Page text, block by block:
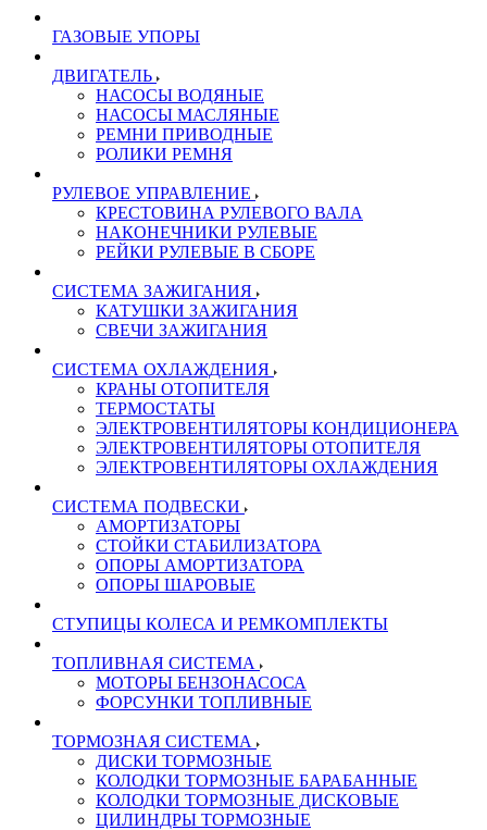
ГАЗОВЫЕ УПОРЫ
ДВИГАТЕЛЬ
НАСОСЫ ВОДЯНЫЕ
НАСОСЫ МАСЛЯНЫЕ
РЕМНИ ПРИВОДНЫЕ
РОЛИКИ РЕМНЯ
РУЛЕВОЕ УПРАВЛЕНИЕ
КРЕСТОВИНА РУЛЕВОГО ВАЛА
НАКОНЕЧНИКИ РУЛЕВЫЕ
РЕЙКИ РУЛЕВЫЕ В СБОРЕ
СИСТЕМА ЗАЖИГАНИЯ
КАТУШКИ ЗАЖИГАНИЯ
СВЕЧИ ЗАЖИГАНИЯ
СИСТЕМА ОХЛАЖДЕНИЯ
КРАНЫ ОТОПИТЕЛЯ
ТЕРМОСТАТЫ
ЭЛЕКТРОВЕНТИЛЯТОРЫ КОНДИЦИОНЕРА
ЭЛЕКТРОВЕНТИЛЯТОРЫ ОТОПИТЕЛЯ
ЭЛЕКТРОВЕНТИЛЯТОРЫ ОХЛАЖДЕНИЯ
СИСТЕМА ПОДВЕСКИ
АМОРТИЗАТОРЫ
СТОЙКИ СТАБИЛИЗАТОРА
ОПОРЫ АМОРТИЗАТОРА
ОПОРЫ ШАРОВЫЕ
СТУПИЦЫ КОЛЕСА И РЕМКОМПЛЕКТЫ
ТОПЛИВНАЯ СИСТЕМА
МОТОРЫ БЕНЗОНАСОСА
ФОРСУНКИ ТОПЛИВНЫЕ
ТОРМОЗНАЯ СИСТЕМА
ДИСКИ ТОРМОЗНЫЕ
КОЛОДКИ ТОРМОЗНЫЕ БАРАБАННЫЕ
КОЛОДКИ ТОРМОЗНЫЕ ДИСКОВЫЕ
ЦИЛИНДРЫ ТОРМОЗНЫЕ